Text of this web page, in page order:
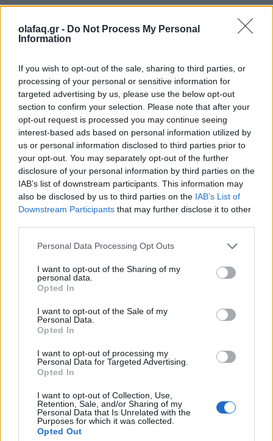
olafaq.gr - Do Not Process My Personal
Information
If you wish to opt-out of the sale, sharing to third parties, or
processing of your personal or sensitive information for
targeted advertising by us, please use the below opt-out
section to confirm your selection. Please note that after your
opt-out request is processed you may continue seeing
interest-based ads based on personal information utilized by
us or personal information disclosed to third parties prior to
your opt-out. You may separately opt-out of the further
disclosure of your personal information by third parties on the
IAB’s list of downstream participants. This information may
also be disclosed by us to third parties on the IAB’s List of
Downstream Participants that may further disclose it to other
Personal Data Processing Opt Outs
I want to opt-out of the Sharing of my
personal data.
Opted In
I want to opt-out of the Sale of my
Personal Data.
Opted In
I want to opt-out of processing my
Personal Data for Targeted Advertising.
Opted In
I want to opt-out of Collection, Use,
Retention, Sale, and/or Sharing of my
Personal Data that Is Unrelated with the
Purposes for which it was collected.
Opted Out
Διαβάστε περισσότερα→
Δημοσιεύθηκε σεΜουσική| TaggedDisturbed, Heavy Metal,Korn
Metal,Διασκευές
Πολιτισμός
Ζακ Μπρελ, ο μαέστρος του μεταπολεμικού σανσόν
Από τον Ντέιβιντ Μπόουι στη Νίνα Σιμόν,
συγκεντρώσαμε τις 6 καλύτερες διασκευές
των τραγουδιών του Βέλγου τραγουδοποιού.
08.04.2023